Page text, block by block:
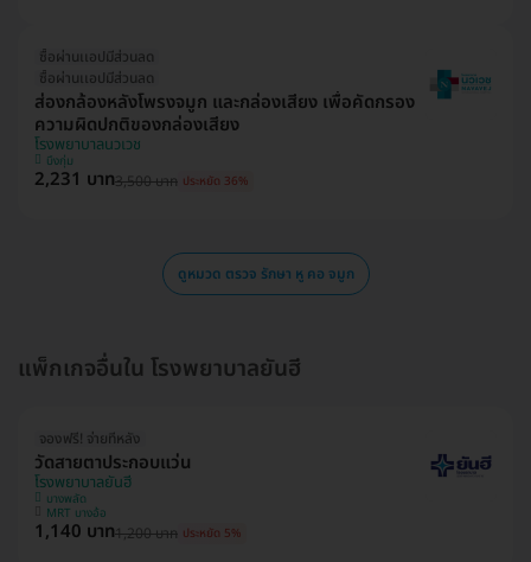
ซื้อผ่านเเอปมีส่วนลด
ซื้อผ่านเเอปมีส่วนลด
ส่องกล้องหลังโพรงจมูก และกล่องเสียง เพื่อคัดกรอง
ความผิดปกติของกล่องเสียง
โรงพยาบาลนวเวช
บึงกุ่ม
2,231 บาท3,500 บาท ประหยัด 36%
ดูหมวด ตรวจ รักษา หู คอ จมูก
แพ็กเกจอื่นใน โรงพยาบาลยันฮี
จองฟรี! จ่ายทีหลัง
วัดสายตาประกอบแว่น
โรงพยาบาลยันฮี
บางพลัด
MRT บางอ้อ
1,140 บาท1,200 บาท ประหยัด 5%